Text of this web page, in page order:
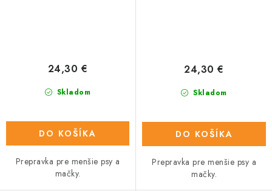
Skladom
24,30 €
DO KOŠÍKA
Prepravka pre menšie psy a
mačky.
Skladom
24,30 €
DO KOŠÍKA
Prepravka pre menšie psy a
mačky.